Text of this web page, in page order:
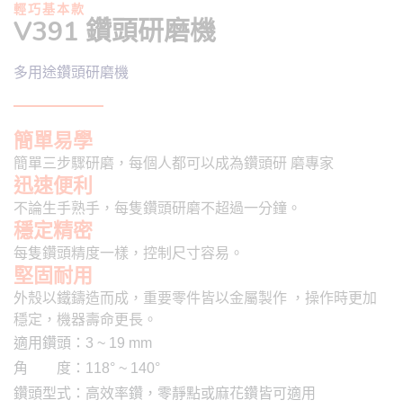
輕巧基本款
V391 鑽頭研磨機
多用途鑽頭研磨機
簡單易學
簡單三步驟研磨，每個人都可以成為鑽頭研 磨專家
迅速便利
不論生手熟手，每隻鑽頭研磨不超過一分鐘。
穩定精密
每隻鑽頭精度一樣，控制尺寸容易。
堅固耐用
外殼以鐵鑄造而成，重要零件皆以金屬製作 ，操作時更加
穩定，機器壽命更長。
適用鑽頭：3 ~ 19 mm
角 度：118° ~ 140°
鑽頭型式：高效率鑽，零靜點或麻花鑽皆可適用